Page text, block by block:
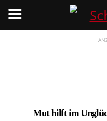
Mut hilft im